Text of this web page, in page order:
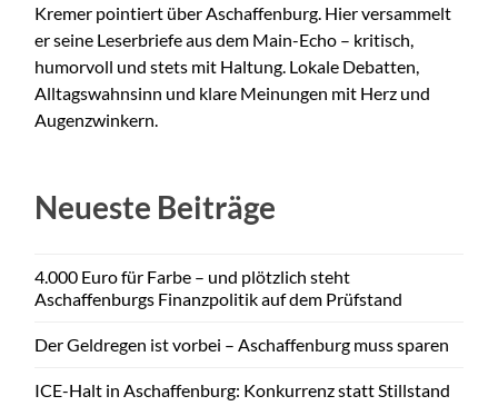
Kremer pointiert über Aschaffenburg. Hier versammelt
er seine Leserbriefe aus dem Main-Echo – kritisch,
humorvoll und stets mit Haltung. Lokale Debatten,
Alltagswahnsinn und klare Meinungen mit Herz und
Augenzwinkern.
Neueste Beiträge
4.000 Euro für Farbe – und plötzlich steht
Aschaffenburgs Finanzpolitik auf dem Prüfstand
Der Geldregen ist vorbei – Aschaffenburg muss sparen
ICE-Halt in Aschaffenburg: Konkurrenz statt Stillstand